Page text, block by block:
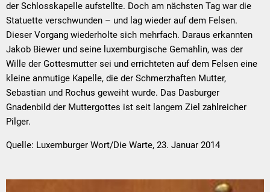
der Schlosskapelle aufstellte. Doch am nächsten Tag war die
Statuette verschwunden – und lag wieder auf dem Felsen.
Dieser Vorgang wiederholte sich mehrfach. Daraus erkannten
Jakob Biewer und seine luxemburgische Gemahlin, was der
Wille der Gottesmutter sei und errichteten auf dem Felsen eine
kleine anmutige Kapelle, die der Schmerzhaften Mutter,
Sebastian und Rochus geweiht wurde. Das Dasburger
Gnadenbild der Muttergottes ist seit langem Ziel zahlreicher
Pilger.
Quelle: Luxemburger Wort/Die Warte, 23. Januar 2014